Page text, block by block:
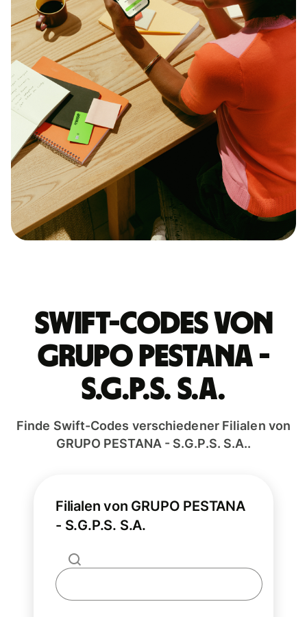
Swift-Codes von
GRUPO PESTANA -
S.G.P.S. S.A.
Finde Swift-Codes verschiedener Filialen von
GRUPO PESTANA - S.G.P.S. S.A..
Filialen von GRUPO PESTANA
- S.G.P.S. S.A.